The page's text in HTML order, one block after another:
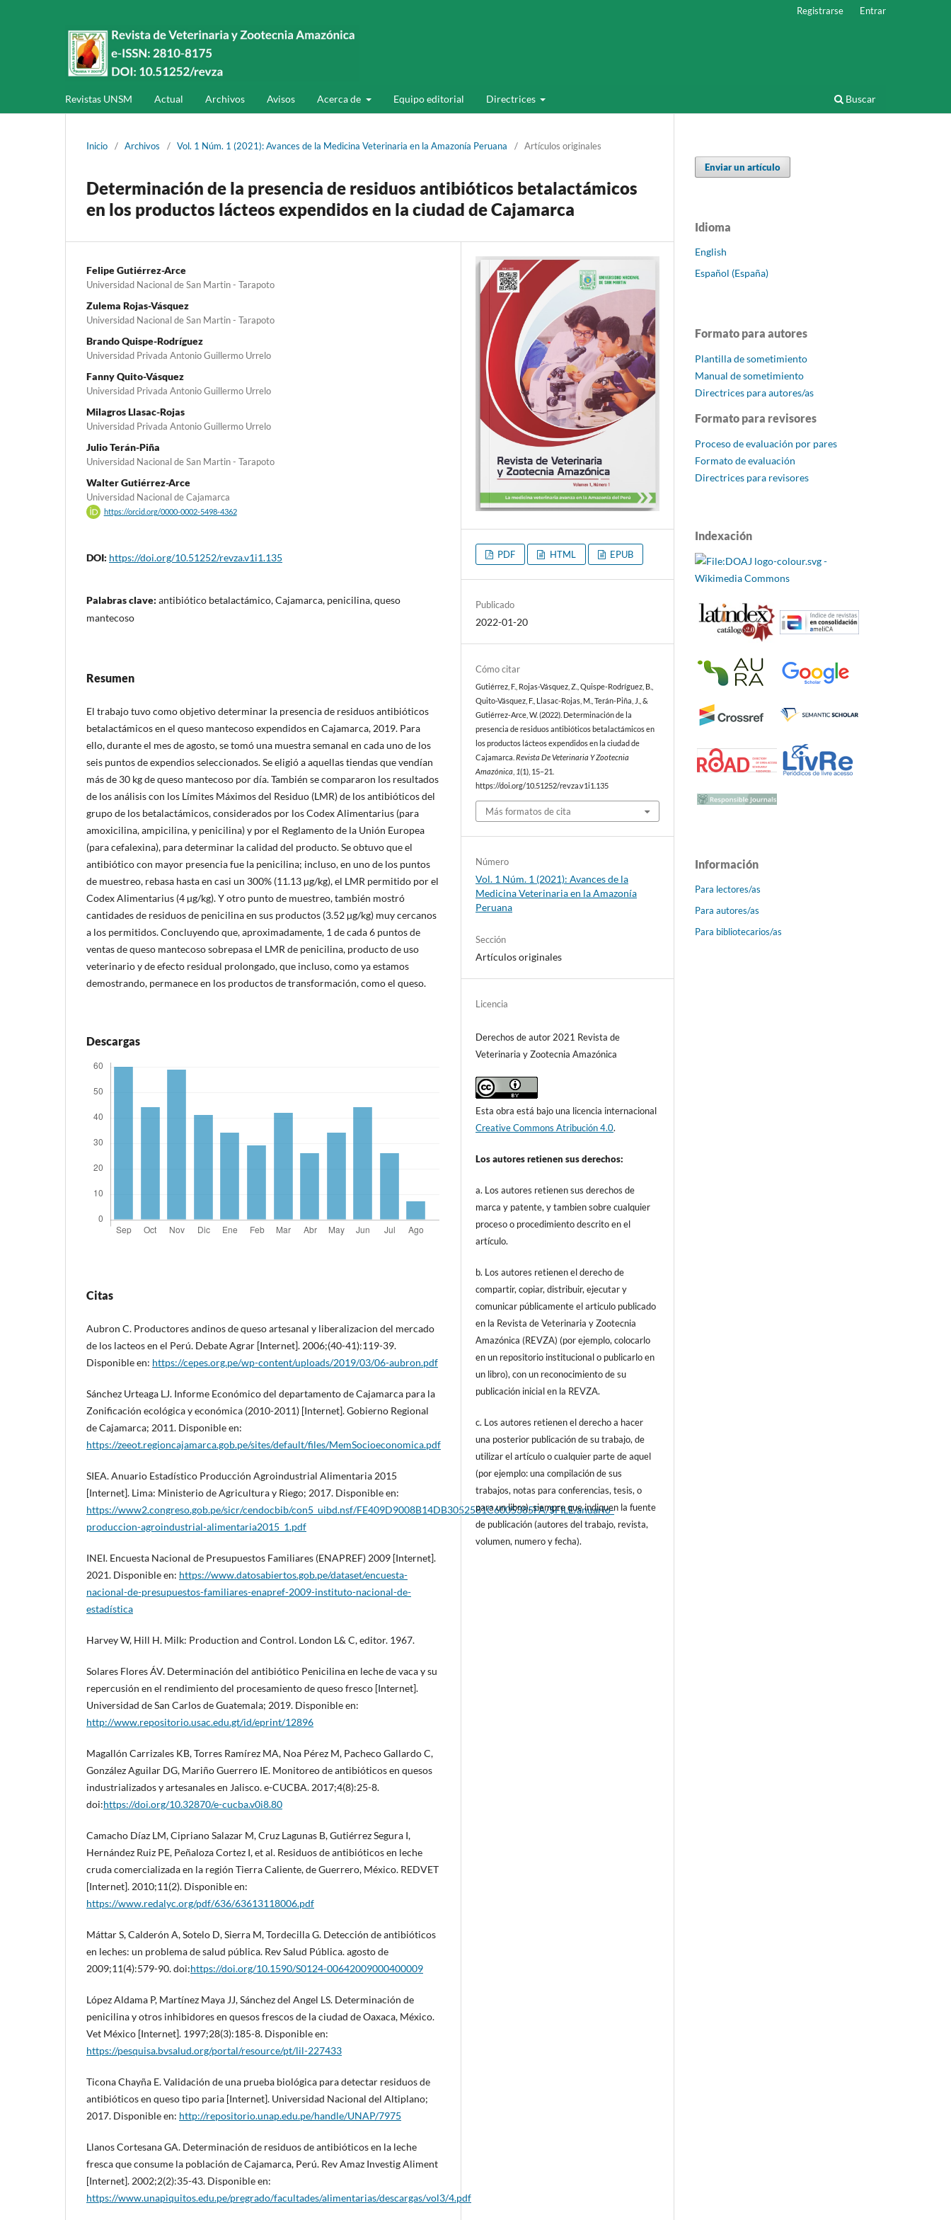
Revistas UNSM Actual Archivos Avisos Acerca de Equipo editorial Directrices Buscar
Registrarse Entrar
Inicio / Archivos / Vol. 1 Núm. 1 (2021): Avances de la Medicina Veterinaria en la Amazonía Peruana / Artículos originales
Determinación de la presencia de residuos antibióticos betalactámicos
en los productos lácteos expendidos en la ciudad de Cajamarca
Felipe Gutiérrez-Arce
Universidad Nacional de San Martin - Tarapoto
Zulema Rojas-Vásquez
Universidad Nacional de San Martin - Tarapoto
Brando Quispe-Rodríguez
Universidad Privada Antonio Guillermo Urrelo
Fanny Quito-Vásquez
Universidad Privada Antonio Guillermo Urrelo
Milagros Llasac-Rojas
Universidad Privada Antonio Guillermo Urrelo
Julio Terán-Piña
Universidad Nacional de San Martin - Tarapoto
Walter Gutiérrez-Arce
Universidad Nacional de Cajamarca
https://orcid.org/0000-0002-5498-4362
DOI: https://doi.org/10.51252/revza.v1i1.135
Palabras clave: antibiótico betalactámico, Cajamarca, penicilina, queso
mantecoso
Resumen
El trabajo tuvo como objetivo determinar la presencia de residuos antibióticos
betalactámicos en el queso mantecoso expendidos en Cajamarca, 2019. Para
ello, durante el mes de agosto, se tomó una muestra semanal en cada uno de los
seis puntos de expendios seleccionados. Se eligió a aquellas tiendas que vendían
más de 30 kg de queso mantecoso por día. También se compararon los resultados
de los análisis con los Límites Máximos del Residuo (LMR) de los antibióticos del
grupo de los betalactámicos, considerados por los Codex Alimentarius (para
amoxicilina, ampicilina, y penicilina) y por el Reglamento de la Unión Europea
(para cefalexina), para determinar la calidad del producto. Se obtuvo que el
antibiótico con mayor presencia fue la penicilina; incluso, en uno de los puntos
de muestreo, rebasa hasta en casi un 300% (11.13 µg/kg), el LMR permitido por el
Codex Alimentarius (4 µg/kg). Y otro punto de muestreo, también mostró
cantidades de residuos de penicilina en sus productos (3.52 µg/kg) muy cercanos
a los permitidos. Concluyendo que, aproximadamente, 1 de cada 6 puntos de
ventas de queso mantecoso sobrepasa el LMR de penicilina, producto de uso
veterinario y de efecto residual prolongado, que incluso, como ya estamos
demostrando, permanece en los productos de transformación, como el queso.
Descargas
Citas
Aubron C. Productores andinos de queso artesanal y liberalizacion del mercado
de los lacteos en el Perú. Debate Agrar [Internet]. 2006;(40-41):119-39.
Disponible en: https://cepes.org.pe/wp-content/uploads/2019/03/06-aubron.pdf
Sánchez Urteaga LJ. Informe Económico del departamento de Cajamarca para la
Zonificación ecológica y económica (2010-2011) [Internet]. Gobierno Regional
de Cajamarca; 2011. Disponible en:
https://zeeot.regioncajamarca.gob.pe/sites/default/files/MemSocioeconomica.pdf
SIEA. Anuario Estadístico Producción Agroindustrial Alimentaria 2015
[Internet]. Lima: Ministerio de Agricultura y Riego; 2017. Disponible en:
https://www2.congreso.gob.pe/sicr/cendocbib/con5_uibd.nsf/FE409D9008B14DB3052581C6005385FA/$FILE/anuario-
produccion-agroindustrial-alimentaria2015_1.pdf
INEI. Encuesta Nacional de Presupuestos Familiares (ENAPREF) 2009 [Internet].
2021. Disponible en: https://www.datosabiertos.gob.pe/dataset/encuesta-
nacional-de-presupuestos-familiares-enapref-2009-instituto-nacional-de-
estadística
Harvey W, Hill H. Milk: Production and Control. London L& C, editor. 1967.
Solares Flores ÁV. Determinación del antibiótico Penicilina en leche de vaca y su
repercusión en el rendimiento del procesamiento de queso fresco [Internet].
Universidad de San Carlos de Guatemala; 2019. Disponible en:
http://www.repositorio.usac.edu.gt/id/eprint/12896
Magallón Carrizales KB, Torres Ramírez MA, Noa Pérez M, Pacheco Gallardo C,
González Aguilar DG, Mariño Guerrero IE. Monitoreo de antibióticos en quesos
industrializados y artesanales en Jalisco. e-CUCBA. 2017;4(8):25-8.
doi:https://doi.org/10.32870/e-cucba.v0i8.80
Camacho Díaz LM, Cipriano Salazar M, Cruz Lagunas B, Gutiérrez Segura I,
Hernández Ruiz PE, Peñaloza Cortez I, et al. Residuos de antibióticos en leche
cruda comercializada en la región Tierra Caliente, de Guerrero, México. REDVET
[Internet]. 2010;11(2). Disponible en:
https://www.redalyc.org/pdf/636/63613118006.pdf
Máttar S, Calderón A, Sotelo D, Sierra M, Tordecilla G. Detección de antibióticos
en leches: un problema de salud pública. Rev Salud Pública. agosto de
2009;11(4):579-90. doi:https://doi.org/10.1590/S0124-00642009000400009
López Aldama P, Martínez Maya JJ, Sánchez del Angel LS. Determinación de
penicilina y otros inhibidores en quesos frescos de la ciudad de Oaxaca, México.
Vet México [Internet]. 1997;28(3):185-8. Disponible en:
https://pesquisa.bvsalud.org/portal/resource/pt/lil-227433
Ticona Chayña E. Validación de una prueba biológica para detectar residuos de
antibióticos en queso tipo paria [Internet]. Universidad Nacional del Altiplano;
2017. Disponible en: http://repositorio.unap.edu.pe/handle/UNAP/7975
Llanos Cortesana GA. Determinación de residuos de antibióticos en la leche
fresca que consume la población de Cajamarca, Perú. Rev Amaz Investig Aliment
[Internet]. 2002;2(2):35-43. Disponible en:
https://www.unapiquitos.edu.pe/pregrado/facultades/alimentarias/descargas/vol3/4.pdf
PDF HTML EPUB
Publicado
2022-01-20
Cómo citar
Gutiérrez, F., Rojas-Vásquez, Z., Quispe-Rodríguez, B.,
Quito-Vásquez, F., Llasac-Rojas, M., Terán-Piña, J., &
Gutiérrez-Arce, W. (2022). Determinación de la
presencia de residuos antibióticos betalactámicos en
los productos lácteos expendidos en la ciudad de
Cajamarca.Revista De Veterinaria Y Zootecnia
Amazónica 1(1), 15–21.
https://doi.org/10.51252/revza.v1i1.135
Más formatos de cita
Número
Vol. 1 Núm. 1 (2021): Avances de la
Medicina Veterinaria en la Amazonía
Peruana
Sección
Artículos originales
Licencia
Derechos de autor 2021 Revista de
Veterinaria y Zootecnia Amazónica
Esta obra está bajo una licencia internacional
Creative Commons Atribución 4.0.
Los autores retienen sus derechos:
a. Los autores retienen sus derechos de
marca y patente, y tambien sobre cualquier
proceso o procedimiento descrito en el
artículo.
b. Los autores retienen el derecho de
compartir, copiar, distribuir, ejecutar y
comunicar públicamente el articulo publicado
en la Revista de Veterinaria y Zootecnia
Amazónica (REVZA) (por ejemplo, colocarlo
en un repositorio institucional o publicarlo en
un libro), con un reconocimiento de su
publicación inicial en la REVZA.
c. Los autores retienen el derecho a hacer
una posterior publicación de su trabajo, de
utilizar el artículo o cualquier parte de aquel
(por ejemplo: una compilación de sus
trabajos, notas para conferencias, tesis, o
para un libro), siempre que indiquen la fuente
de publicación (autores del trabajo, revista,
volumen, numero y fecha).
Enviar un artículo
Idioma
English
Español (España)
Formato para autores
Plantilla de sometimiento
Manual de sometimiento
Directrices para autores/as
Formato para revisores
Proceso de evaluación por pares
Formato de evaluación
Directrices para revisores
Indexación
Información
Para lectores/as
Para autores/as
Para bibliotecarios/as